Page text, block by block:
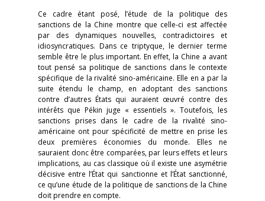
Ce cadre étant posé, l’étude de la politique des
sanctions de la Chine montre que celle-ci est affectée
par des dynamiques nouvelles, contradictoires et
idiosyncratiques. Dans ce triptyque, le dernier terme
semble être le plus important. En effet, la Chine a avant
tout pensé sa politique de sanctions dans le contexte
spécifique de la rivalité sino-américaine. Elle en a par la
suite étendu le champ, en adoptant des sanctions
contre d’autres États qui auraient œuvré contre des
intérêts que Pékin juge « essentiels ». Toutefois, les
sanctions prises dans le cadre de la rivalité sino-
américaine ont pour spécificité de mettre en prise les
deux premières économies du monde. Elles ne
sauraient donc être comparées, par leurs effets et leurs
implications, au cas classique où il existe une asymétrie
décisive entre l’État qui sanctionne et l’État sanctionné,
ce qu’une étude de la politique de sanctions de la Chine
doit prendre en compte.